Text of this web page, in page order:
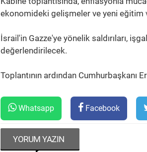
ekonomideki gelişmeler ve yeni eğitim
İsrail'in Gazze'ye yönelik saldırıları,
değerlendirilecek.
Toplantının ardından Cumhurbaşkanı
Whatsapp Facebook
YORUM YAZIN